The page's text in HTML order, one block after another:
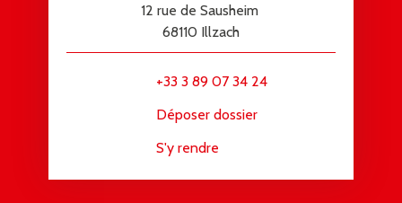
12 rue de Sausheim
68110 Illzach
+33 3 89 07 34 24
Déposer dossier
S'y rendre